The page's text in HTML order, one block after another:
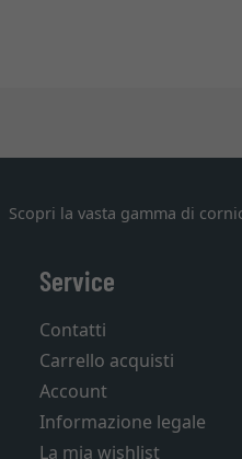
Scopri la vasta gamma di
Service
Contatti
Carrello acquisti
Account
Informazione legale
La mia wishlist